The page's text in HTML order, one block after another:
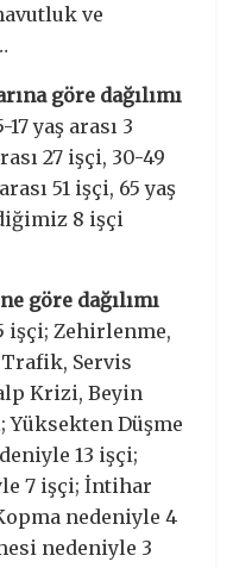
ve
göre dağılımı
yaş arası 3
27 işçi, 30-49
51 işçi, 65 yaş
8 işçi
göre dağılımı
işçi; Zehirlenme,
Servis
Krizi, Beyin
Yüksekten Düşme
13 işçi;
7 işçi; İntihar
nedeniyle 4
nedeniyle 3